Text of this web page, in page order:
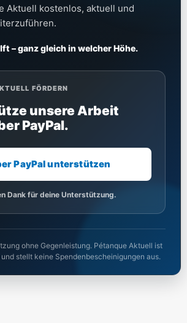
Aktuell kostenlos, aktuell und
– ganz gleich in welcher Höhe.
FÖRDERN
unsere Arbeit
PayPal.
PayPal unterstützen
Dank für deine Unterstützung.
ohne Gegenleistung. Pétanque Aktuell ist
stellt keine Spendenbescheinigungen aus.